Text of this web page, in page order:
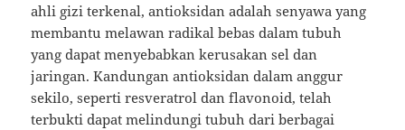
ahli gizi terkenal, antioksidan adalah senyawa yang
membantu melawan radikal bebas dalam tubuh
yang dapat menyebabkan kerusakan sel dan
jaringan. Kandungan antioksidan dalam anggur
sekilo, seperti resveratrol dan flavonoid, telah
terbukti dapat melindungi tubuh dari berbagai